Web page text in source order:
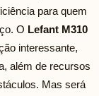
para quem
O Lefant M310
interessante,
além de recursos
Mas será